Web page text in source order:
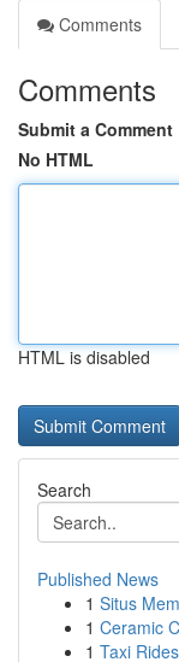
Comments
Comments
Submit a Comment
No HTML
HTML is disabled
Search
Published News
1 Situs
1 Ceramic
1 Taxi